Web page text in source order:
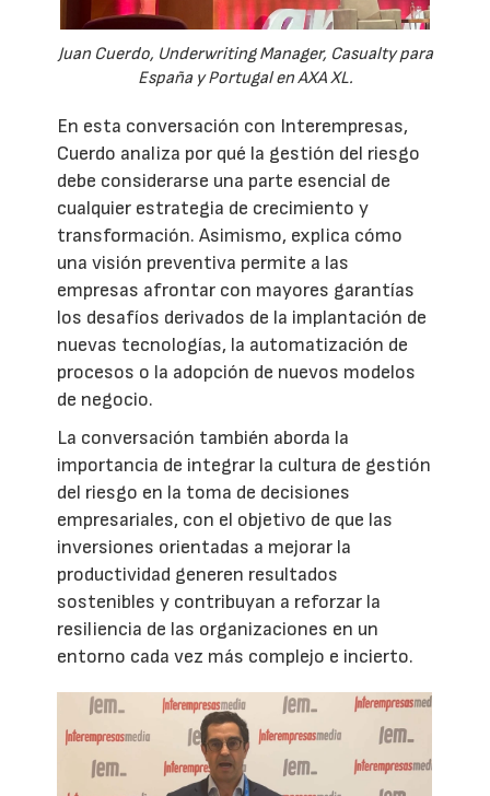
Juan Cuerdo, Underwriting Manager, Casualty para
España y Portugal en AXA XL.
En esta conversación con Interempresas,
Cuerdo analiza por qué la gestión del riesgo
debe considerarse una parte esencial de
cualquier estrategia de crecimiento y
transformación. Asimismo, explica cómo
una visión preventiva permite a las
empresas afrontar con mayores garantías
los desafíos derivados de la implantación de
nuevas tecnologías, la automatización de
procesos o la adopción de nuevos modelos
de negocio.
La conversación también aborda la
importancia de integrar la cultura de gestión
del riesgo en la toma de decisiones
empresariales, con el objetivo de que las
inversiones orientadas a mejorar la
productividad generen resultados
sostenibles y contribuyan a reforzar la
resiliencia de las organizaciones en un
entorno cada vez más complejo e incierto.